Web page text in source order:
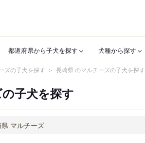
都道府県から子犬を探す 犬種から探す
ズの子犬を探す 長崎県 のマルチーズの子犬を探す
子犬を探す